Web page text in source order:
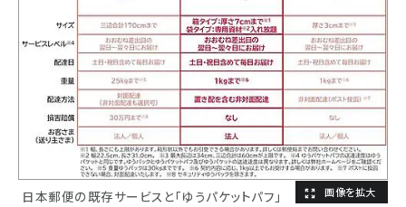
日本郵便の既存サービスと「ゆうパケットパフ」